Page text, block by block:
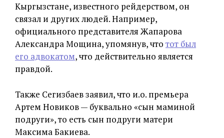
Кыргызстане, известного рейдерством, он
связал и других людей. Например,
официального представителя Жапарова
Александра Мощина, упомянув, что тот был
его адвокатом, что действительно является
правдой.
Также Сегизбаев заявил, что и.о. премьера
Артем Новиков — буквально «сын маминой
подруги», то есть сын подруги матери
Максима Бакиева.